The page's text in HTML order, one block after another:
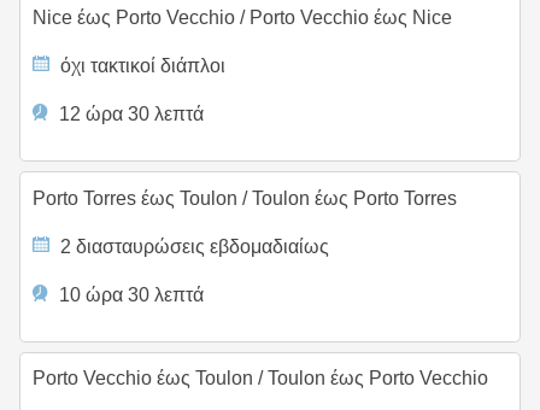
Nice έως Porto Vecchio /Porto Vecchio έως Nice
όχι τακτικοί διάπλοι
12 ώρα 30 λεπτά
Porto Torres έως Toulon /Toulon έως Porto Torres
2 διασταυρώσεις εβδομαδιαίως
10 ώρα 30 λεπτά
Porto Vecchio έως Toulon /Toulon έως Porto Vecchio